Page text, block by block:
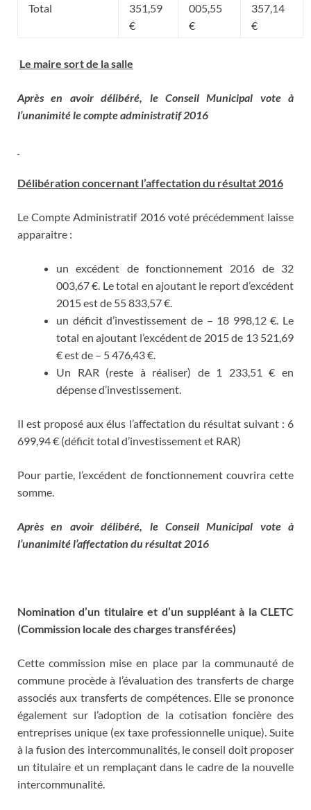
Total
351,59
€
005,55
€
357,14
€
Le maire sort de la salle
Après en avoir délibéré, le Conseil Municipal vote à
l’unanimité le compte administratif 2016
Délibération concernant l’affectation du résultat 2016
Le Compte Administratif 2016 voté précédemment laisse
apparaitre :
un excédent de fonctionnement 2016 de 32
003,67 €. Le total en ajoutant le report d’excédent
2015 est de 55 833,57 €.
un déficit d’investissement de – 18 998,12 €. Le
total en ajoutant l’excédent de 2015 de 13 521,69
€ est de – 5 476,43 €.
Un RAR (reste à réaliser) de 1 233,51 € en
dépense d’investissement.
Il est proposé aux élus l’affectation du résultat suivant : 6
699,94 € (déficit total d’investissement et RAR)
Pour partie, l’excédent de fonctionnement couvrira cette
somme.
Après en avoir délibéré, le Conseil Municipal vote à
l’unanimité l’affectation du résultat 2016
Nomination d’un titulaire et d’un suppléant à la CLETC
(Commission locale des charges transférées)
Cette commission mise en place par la communauté de
commune procède à l’évaluation des transferts de charge
associés aux transferts de compétences. Elle se prononce
également sur l’adoption de la cotisation foncière des
entreprises unique (ex taxe professionnelle unique). Suite
à la fusion des intercommunalités, le conseil doit proposer
un titulaire et un remplaçant dans le cadre de la nouvelle
intercommunalité.